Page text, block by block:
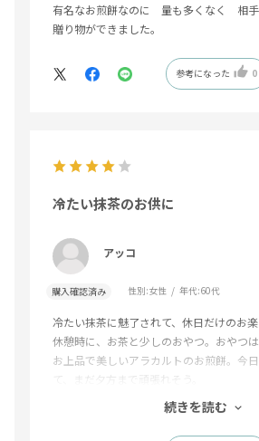
有名なお煎餅なのに 量も多くなく 相手
贈り物ができました。
参考になった 0
冷たい抹茶のお供に
アッコ
購入確認済み 性別:女性 年代:60代
冷たい抹茶に魅了されて、休日だけのお
休憩時に、お茶と少しのおやつ。おやつ
お上品で美しいアラカルトのお煎餅。今
て、まだ夕方まで頑張れそう。
主人は家庭菜園に、私は週末の作り置き
続きを読む